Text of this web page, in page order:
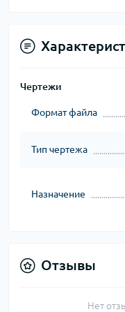
Чертежи
Формат файла
Тип чертежа
Назначение
Отзывы
Нет